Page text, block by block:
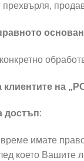
прехвърля,
клиентите на
достъп:
имате
което Вашите